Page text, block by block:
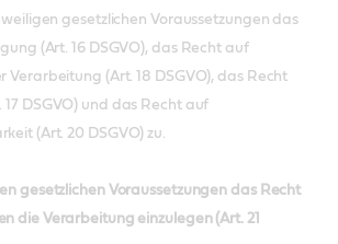
gesetzlichen Voraussetzungen das
(Art. 16 DSGVO), das Recht auf
Verarbeitung (Art. 18 DSGVO), das Recht
DSGVO) und das Recht auf
(Art. 20 DSGVO) zu.
gesetzlichen Voraussetzungen das Recht
die Verarbeitung einzulegen (Art. 21